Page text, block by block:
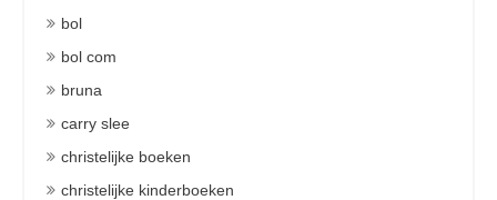
bol
bol com
bruna
carry slee
christelijke boeken
christelijke kinderboeken